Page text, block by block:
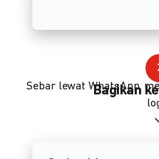
Bagikan
Sebar lewat WhatsApp,